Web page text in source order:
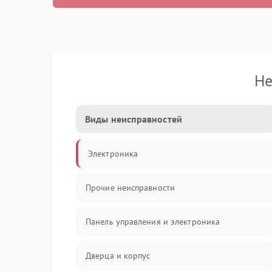
Виды неисправностей
Электроника
Прочие неисправности
Панель управления и электроника
Дверца и корпус